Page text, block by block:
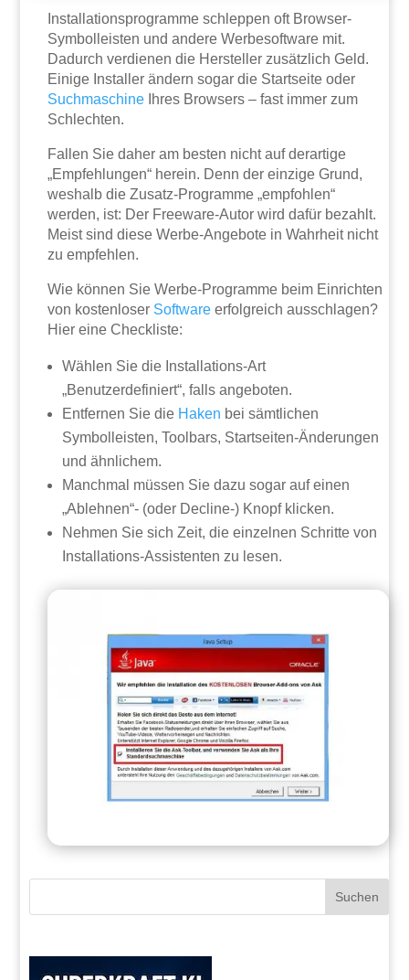
Installationsprogramme schleppen oft Browser-
Symbolleisten und andere Werbesoftware mit.
Dadurch verdienen die Hersteller zusätzlich Geld.
Einige Installer ändern sogar die Startseite oder
Suchmaschine Ihres Browsers – fast immer zum
Schlechten.
Fallen Sie daher am besten nicht auf derartige
„Empfehlungen“ herein. Denn der einzige Grund,
weshalb die Zusatz-Programme „empfohlen“
werden, ist: Der Freeware-Autor wird dafür bezahlt.
Meist sind diese Werbe-Angebote in Wahrheit nicht
zu empfehlen.
Wie können Sie Werbe-Programme beim Einrichten
von kostenloser Software erfolgreich ausschlagen?
Hier eine Checkliste:
Wählen Sie die Installations-Art
„Benutzerdefiniert“, falls angeboten.
Entfernen Sie die Haken bei sämtlichen
Symbolleisten, Toolbars, Startseiten-Änderungen
und ähnlichem.
Manchmal müssen Sie dazu sogar auf einen
„Ablehnen“- (oder Decline-) Knopf klicken.
Nehmen Sie sich Zeit, die einzelnen Schritte von
Installations-Assistenten zu lesen.